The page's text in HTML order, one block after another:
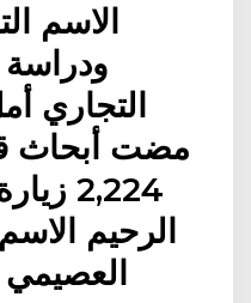
الاسم
مضت أبحاث
2,224
الرحيم